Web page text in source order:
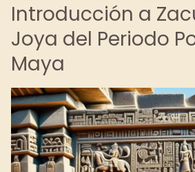
Introducción a
Joya del Periodo
Maya